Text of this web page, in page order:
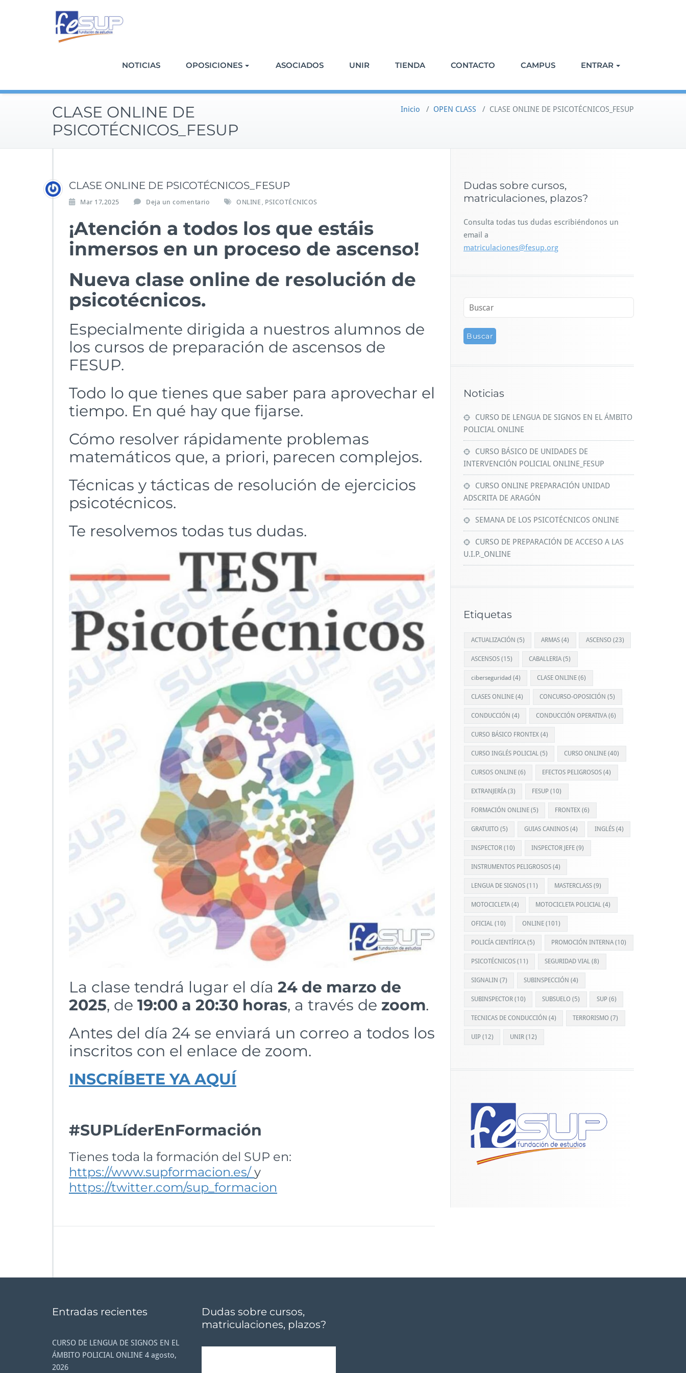
NOTICIAS OPOSICIONES ASOCIADOS UNIR TIENDA CONTACTO CAMPUS ENTRAR
CLASE ONLINE DE
PSICOTÉCNICOS_FESUP
Inicio / OPEN CLASS / CLASE ONLINE DE PSICOTÉCNICOS_FESUP
CLASE ONLINE DE PSICOTÉCNICOS_FESUP
Mar 17,2025 Deja un comentario ONLINE PSICOTÉCNICOS
¡Atención a todos los que estáis
inmersos en un proceso de ascenso!
Nueva clase online de resolución de
psicotécnicos.
Especialmente dirigida a nuestros alumnos de
los cursos de preparación de ascensos de
FESUP.
Todo lo que tienes que saber para aprovechar el
tiempo. En qué hay que fijarse.
Cómo resolver rápidamente problemas
matemáticos que, a priori, parecen complejos.
Técnicas y tácticas de resolución de ejercicios
psicotécnicos.
Te resolvemos todas tus dudas.
La clase tendrá lugar el día 24 de marzo de
2025, de 19:00 a 20:30 horas, a través de zoom.
Antes del día 24 se enviará un correo a todos los
inscritos con el enlace de zoom.
INSCRÍBETE YA AQUÍ
#SUPLíderEnFormación
Tienes toda la formación del SUP en:
https://www.supformacion.es/y
https://twitter.com/sup_formacion
Dudas sobre cursos,
matriculaciones, plazos?
Consulta todas tus dudas escribiéndonos un
email a
matriculaciones@fesup.org
Noticias
CURSO DE LENGUA DE SIGNOS EN EL ÁMBITO
POLICIAL ONLINE
CURSO BÁSICO DE UNIDADES DE
INTERVENCIÓN POLICIAL ONLINE_FESUP
CURSO ONLINE PREPARACIÓN UNIDAD
ADSCRITA DE ARAGÓN
SEMANA DE LOS PSICOTÉCNICOS ONLINE
CURSO DE PREPARACIÓN DE ACCESO A LAS
U.I.P._ONLINE
Etiquetas
ACTUALIZACIÓN (5) ARMAS (4) ASCENSO (23)
ASCENSOS(15) CABALLERIA (5)
ciberseguridad (4) CLASE ONLINE (6)
CLASES ONLINE(4) CONCURSO-OPOSICIÓN (5)
CONDUCCIÓN (4) CONDUCCIÓN OPERATIVA (6)
CURSO BÁSICO FRONTEX(4)
CURSO INGLÉS POLICIAL(5) CURSO ONLINE (40)
CURSOS ONLINE(6) EFECTOS PELIGROSOS (4)
EXTRANJERÍA(3) FESUP (10)
FORMACIÓN ONLINE(5) FRONTEX (6)
GRATUITO (5) GUIAS CANINOS (4) INGLÉS(4)
INSPECTOR(10) INSPECTOR JEFE (9)
INSTRUMENTOS PELIGROSOS(4)
LENGUA DE SIGNOS(11) MASTERCLASS (9)
MOTOCICLETA(4) MOTOCICLETA POLICIAL (4)
OFICIAL(10) ONLINE (101)
POLICÍA CIENTÍFICA(5) PROMOCIÓN INTERNA (10)
PSICOTÉCNICOS(11) SEGURIDAD VIAL (8)
SIGNALIN (7) SUBINSPECCIÓN (4)
SUBINSPECTOR(10) SUBSUELO (5) SUP(6)
TECNICAS DE CONDUCCIÓN (4) TERRORISMO (7)
UIP(12) UNIR (12)
Entradas recientes
CURSO DE LENGUA DE SIGNOS EN EL
ÁMBITO POLICIAL ONLINE 4 agosto,
2026
Dudas sobre cursos,
matriculaciones, plazos?